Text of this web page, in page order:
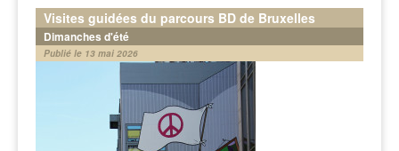
Visites guidées du parcours BD de Bruxelles
Dimanches d'été
Publié le 13 mai 2026